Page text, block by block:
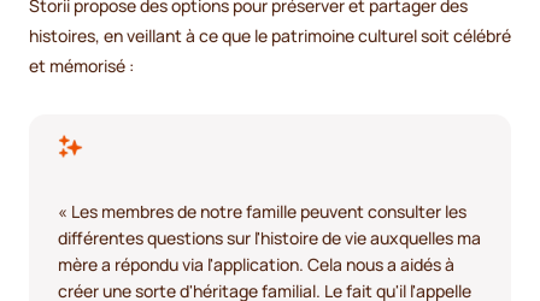
Storii propose des options pour préserver et partager des
histoires, en veillant à ce que le patrimoine culturel soit célébré
et mémorisé :
« Les membres de notre famille peuvent consulter les
différentes questions sur l'histoire de vie auxquelles ma
mère a répondu via l'application. Cela nous a aidés à
créer une sorte d'héritage familial. Le fait qu'il l'appelle